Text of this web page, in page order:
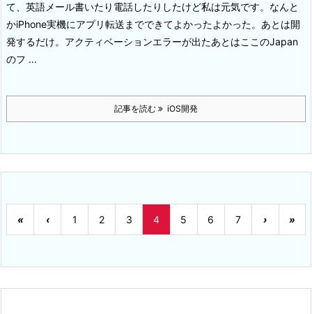
て、英語メール書いたり電話したりしたけど私は元気です。なんと
かiPhone実機にアプリ転送までできてよかったよかった。あとは開
発するだけ。 アクティベーションエラーが出たあとはここのJapan
のフ ...
記事を読む iOS開発
« ‹ 1 2 3 4 5 6 7 › »